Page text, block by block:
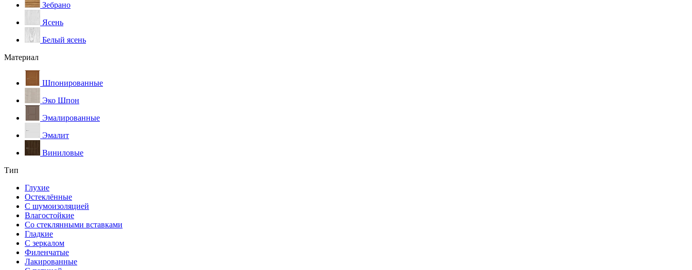
Зебрано
Ясень
Белый ясень
Материал
Шпонированные
Эко Шпон
Эмалированные
Эмалит
Виниловые
Тип
Глухие
Остеклённые
С шумоизоляцией
Влагостойкие
Со стеклянными вставками
Гладкие
С зеркалом
Филенчатые
Лакированные